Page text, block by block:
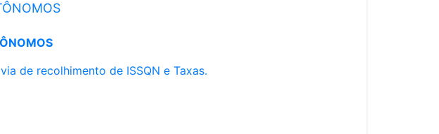
de recolhimento de ISSQN e Taxas.